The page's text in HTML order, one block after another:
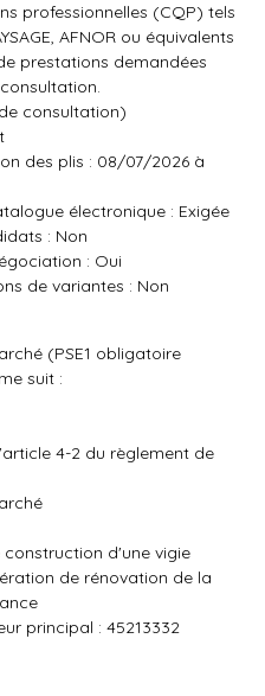
professionnelles (CQP) tels
AFNOR ou équivalents
prestations demandées
consultation)
des plis : 08/07/2026 à
électronique : Exigée
: Non
: Oui
de variantes : Non
(PSE1 obligatoire
suit :
4-2 du règlement de
d'une vigie
de rénovation de la
principal : 45213332